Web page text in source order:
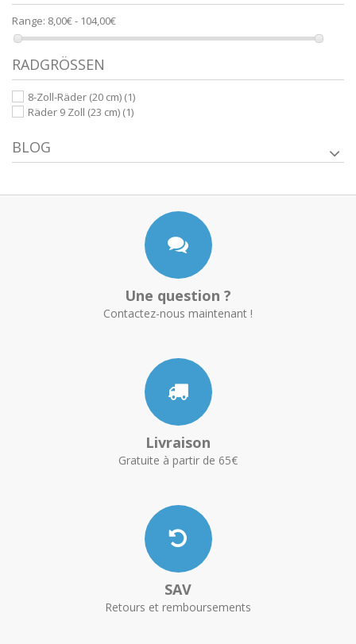
Range: 8,00€ - 104,00€
RADGRÖSSEN
8-Zoll-Räder (20 cm) (1)
Räder 9 Zoll (23 cm) (1)
BLOG
Une question ?
Contactez-nous maintenant !
Livraison
Gratuite à partir de 65€
SAV
Retours et remboursements